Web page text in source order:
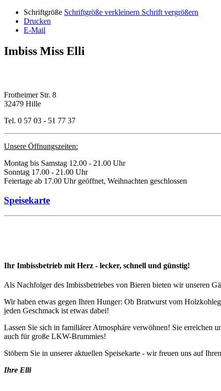
Schriftgröße Schriftgröße verkleinern Schrift vergrößern
Drucken
E-Mail
Imbiss Miss Elli
Frotheimer Str. 8
32479 Hille
Tel. 0 57 03 - 51 77 37
Unsere Öffnungszeiten:
Montag bis Samstag 12.00 - 21.00 Uhr
Sonntag 17.00 - 21.00 Uhr
Feiertage ab 17.00 Uhr geöffnet, Weihnachten geschlossen
Speisekarte
Ihr Imbissbetrieb mit Herz - lecker, schnell und günstig!
Als Nachfolger des Imbissbetriebes von Bieren bieten wir unseren
Wir haben etwas gegen Ihren Hunger: Ob Bratwurst vom
jeden Geschmack ist etwas dabei!
Lassen Sie sich in familiärer Atmosphäre verwöhnen! Sie erreichen
auch für große LKW-Brummies!
Stöbern Sie in unserer aktuellen Speisekarte - wir freuen uns auf
Ihre Elli